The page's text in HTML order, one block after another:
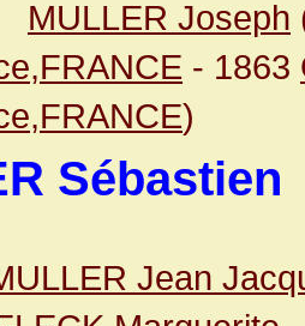
MULLER Joseph
- 1863
)
Sébastien
Jean